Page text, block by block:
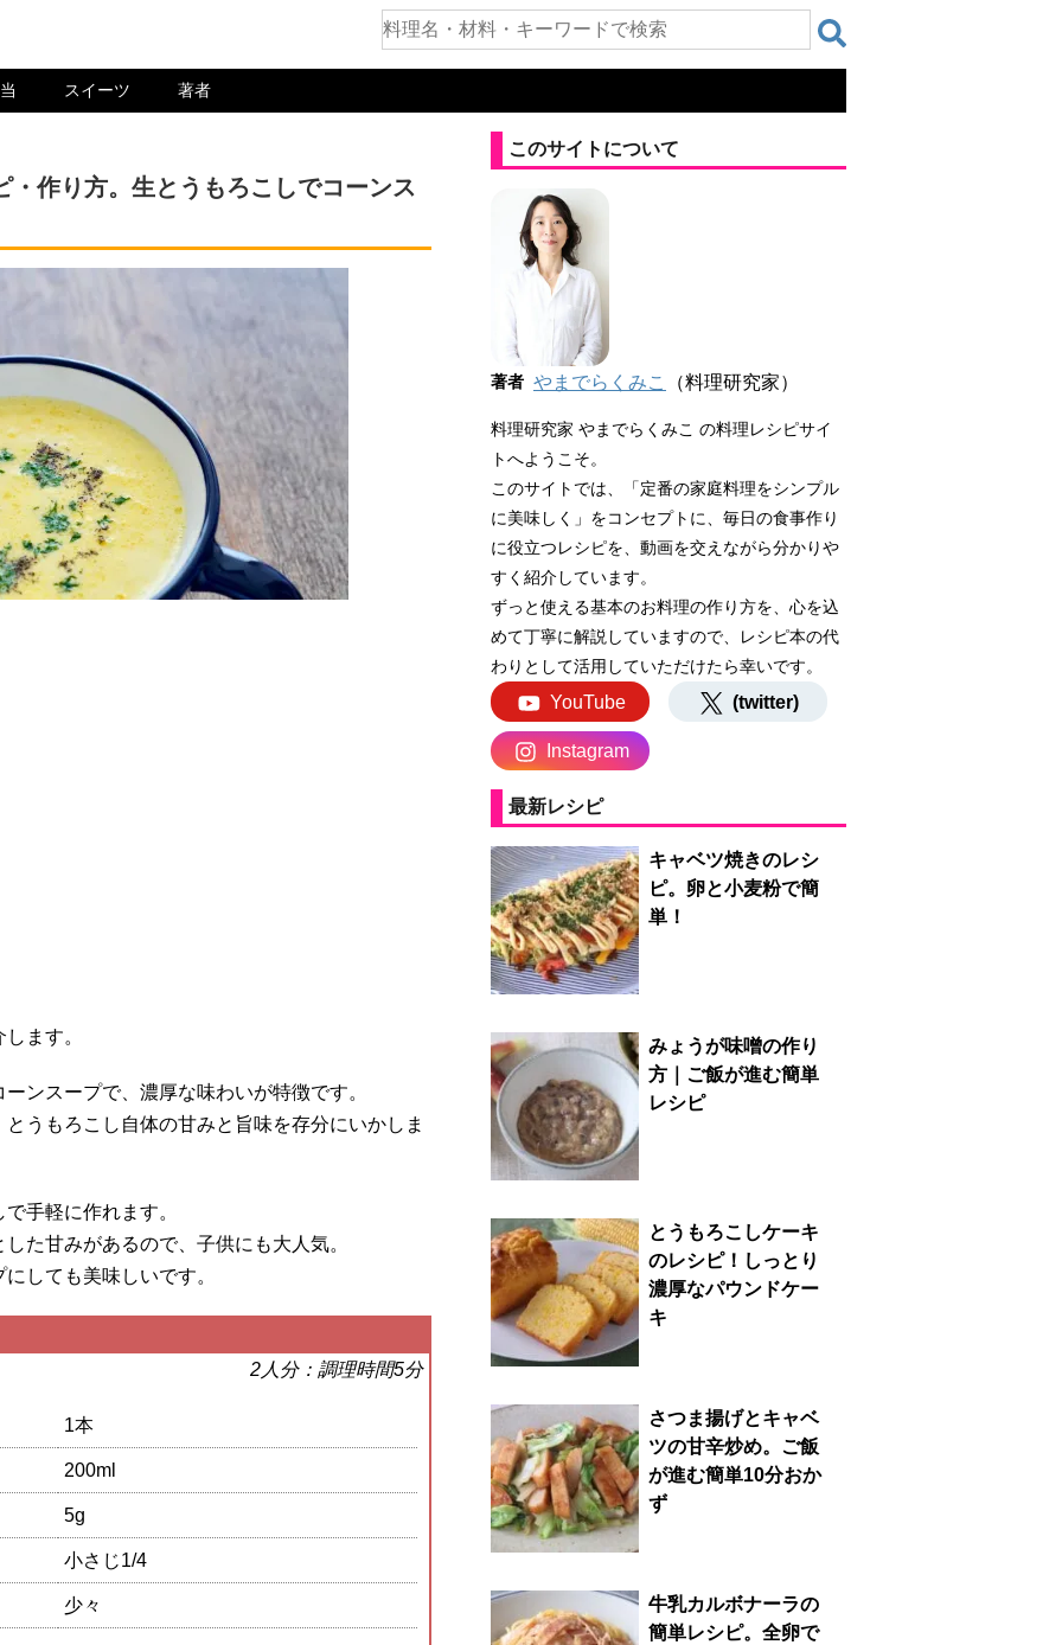
スイーツ 著者
・作り方。生とうもろこしでコーンス
ます。
ンスープで、濃厚な味わいが特徴です。
うもろこし自体の甘みと旨味を存分にいかしま
手軽に作れます。
た甘みがあるので、子供にも大人気。
しても美味しいです。
2人分：調理時間5分
1本
200ml
5g
小さじ1/4
少々
このサイトについて
著者 やまでらくみこ （料理研究家）
料理研究家 やまでらくみこ の料理レシピサイ
トへようこそ。
このサイトでは、「定番の家庭料理をシンプル
に美味しく」をコンセプトに、毎日の食事作り
に役立つレシピを、動画を交えながら分かりや
すく紹介しています。
ずっと使える基本のお料理の作り方を、心を込
めて丁寧に解説していますので、レシピ本の代
わりとして活用していただけたら幸いです。
YouTube (twitter)
Instagram
最新レシピ
キャベツ焼きのレシ
ピ。卵と小麦粉で簡
単！
みょうが味噌の作り
方｜ご飯が進む簡単
レシピ
とうもろこしケーキ
のレシピ！しっとり
濃厚なパウンドケー
キ
さつま揚げとキャベ
ツの甘辛炒め。ご飯
が進む簡単10分おか
ず
牛乳カルボナーラの
簡単レシピ。全卵で